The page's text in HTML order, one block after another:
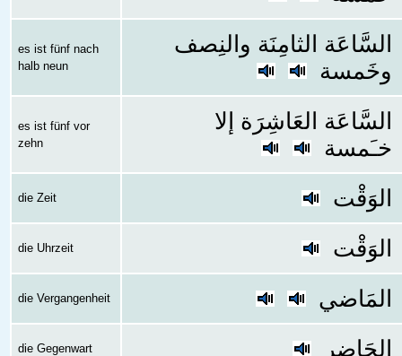
es ist fünf nach
halb neun
السَّاعَة الثامِنَة والنِصف
وخَمسة
es ist fünf vor
zehn
السَّاعَة العَاشِرَة إلا
خـَمسة
die Zeit الوَقْت
die Uhrzeit الوَقْت
die Vergangenheit المَاضي
die Gegenwart الحَاضِر